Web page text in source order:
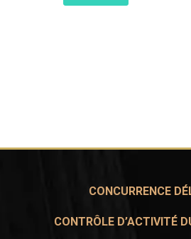
CONCURRENCE
CONTRÔLE D’ACTIVITÉ